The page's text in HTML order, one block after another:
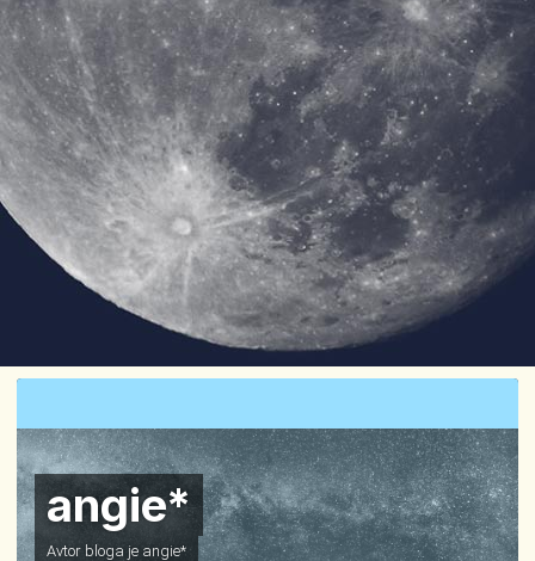
angie*
Avtor bloga je angie*